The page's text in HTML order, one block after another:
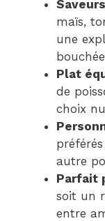
maïs,
une
Plat
de
choix
autre
Parfait
soit un
entre